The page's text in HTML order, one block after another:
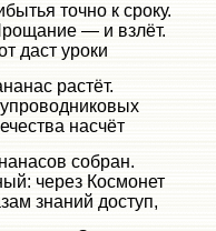
точно к сроку.
— и взлёт.
даст уроки
растёт.
насчёт
собран.
через Космонет
знаний доступ,